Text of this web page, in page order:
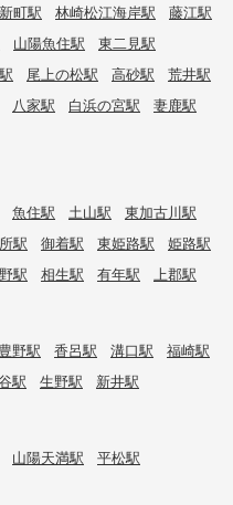
町駅 林崎松江海岸駅
藤江駅
山陽魚住駅
東二見駅
尾上の松駅 高砂駅
荒井駅
八家駅 白浜の宮駅
妻鹿駅
魚住駅 土山駅
東加古川駅
駅 御着駅 東姫路駅
姫路駅
駅 相生駅 有年駅 上郡駅
野駅 香呂駅 溝口駅
福崎駅
駅 生野駅 新井駅
山陽天満駅
平松駅